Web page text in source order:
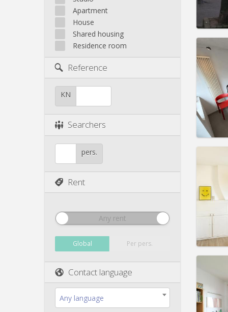
Apartment
House
Shared housing
Residence room
Reference
KN
Searchers
pers.
Rent
Any rent
Global Per pers.
Contact language
Any language
Rent:
Rent: